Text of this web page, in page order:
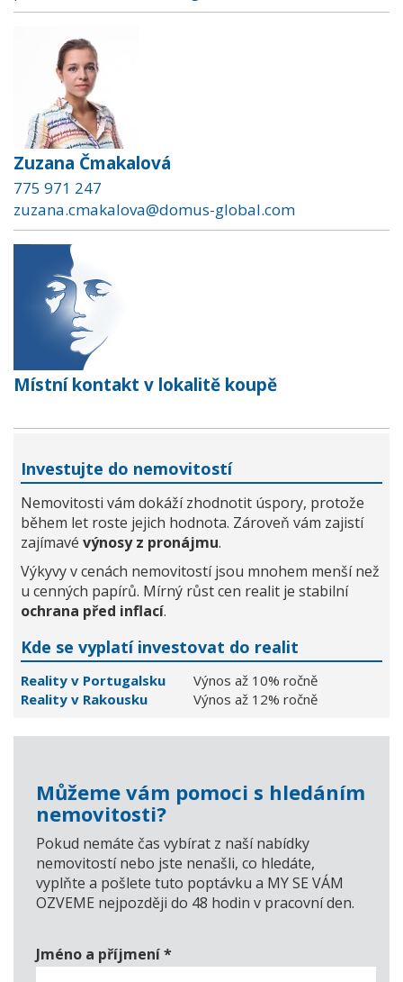
Zuzana Čmakalová
775 971 247
zuzana.cmakalova@domus-global.com
Místní kontakt v lokalitě koupě
Investujte do nemovitostí
Nemovitosti vám dokáží zhodnotit úspory, protože
během let roste jejich hodnota. Zároveň vám zajistí
zajímavé výnosy z pronájmu.
Výkyvy v cenách nemovitostí jsou mnohem menší než
u cenných papírů. Mírný růst cen realit je stabilní
ochrana před inflací.
Kde se vyplatí investovat do realit
Reality v Portugalsku
Výnos až 10% ročně
Reality v Rakousku
Výnos až 12% ročně
Můžeme vám pomoci s hledáním
nemovitosti?
Pokud nemáte čas vybírat z naší nabídky
nemovitostí nebo jste nenašli, co hledáte,
vyplňte a pošlete tuto poptávku a MY SE VÁM
OZVEME nejpozději do 48 hodin v pracovní den.
Jméno a příjmení*